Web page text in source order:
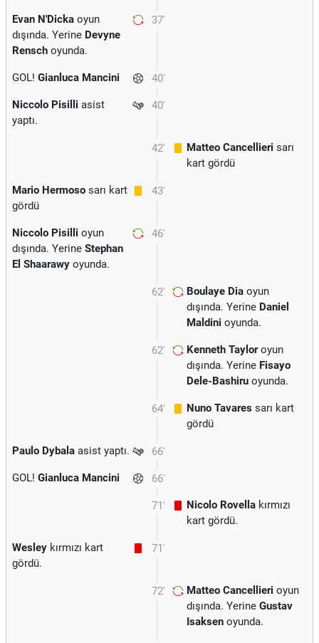
37'
Evan N'Dicka oyun
dışında. Yerine Devyne
Rensch oyunda.
40'
GOL! Gianluca Mancini
40'
Niccolo Pisilli asist
yaptı.
42' Matteo Cancellieri sarı
kart gördü
43'
Mario Hermoso sarı kart
gördü
46'
Niccolo Pisilli oyun
dışında. Yerine Stephan
El Shaarawy oyunda.
62' Boulaye Dia oyun
dışında. Yerine Daniel
Maldini oyunda.
62' Kenneth Tayloroyun
dışında. Yerine Fisayo
Dele-Bashiru oyunda.
64' Nuno Tavares sarı kart
gördü
66'
Paulo Dybala asist yaptı.
66'
GOL! Gianluca Mancini
71' Nicolo Rovella kırmızı
kart gördü.
71'
Wesley kırmızı kart
gördü.
72' Matteo Cancellieri oyun
dışında. Yerine Gustav
Isaksen oyunda.